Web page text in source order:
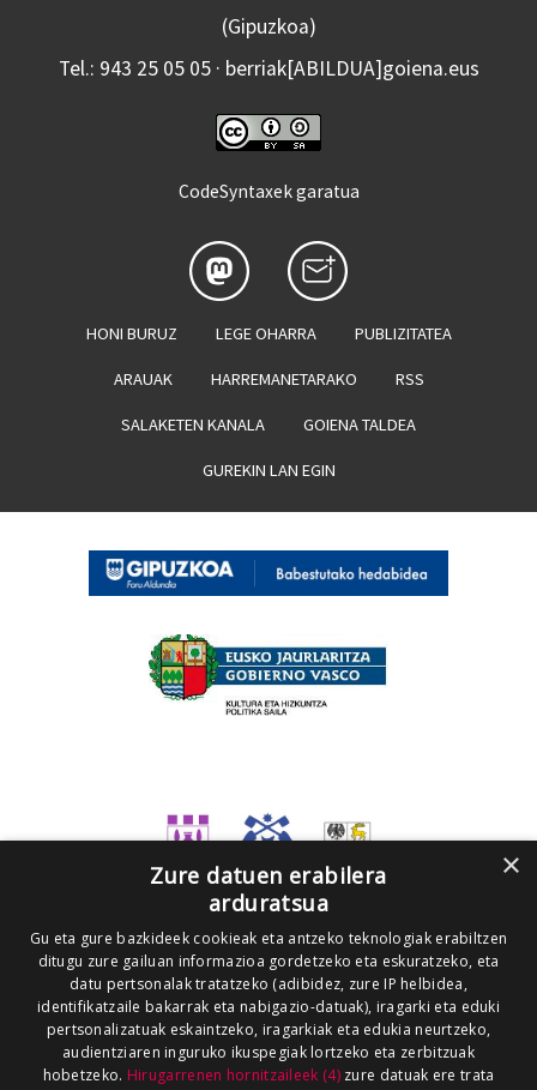
(Gipuzkoa)
Tel.: 943 25 05 05 · berriak[ABILDUA]goiena.eus
CodeSyntaxek garatua
HONI BURUZ LEGE OHARRA PUBLIZITATEA
ARAUAK HARREMANETARAKO RSS
SALAKETEN KANALA GOIENA TALDEA
GUREKIN LAN EGIN
×
Zure datuen erabilera
arduratsua
Gu eta gure bazkideek cookieak eta antzeko teknologiak erabiltzen
ditugu zure gailuan informazioa gordetzeko eta eskuratzeko, eta
datu pertsonalak tratatzeko (adibidez, zure IP helbidea,
identifikatzaile bakarrak eta nabigazio-datuak), iragarki eta eduki
pertsonalizatuak eskaintzeko, iragarkiak eta edukia neurtzeko,
audientziaren inguruko ikuspegiak lortzeko eta zerbitzuak
hobetzeko. Hirugarrenen hornitzaileek (4)zure datuak ere trata